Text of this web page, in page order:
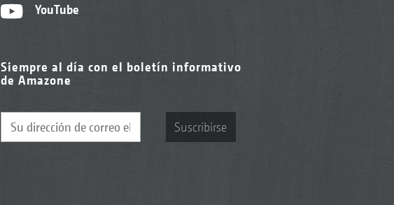
YouTube
Siempre al día con el boletín informativo
de Amazone
Suscribirse